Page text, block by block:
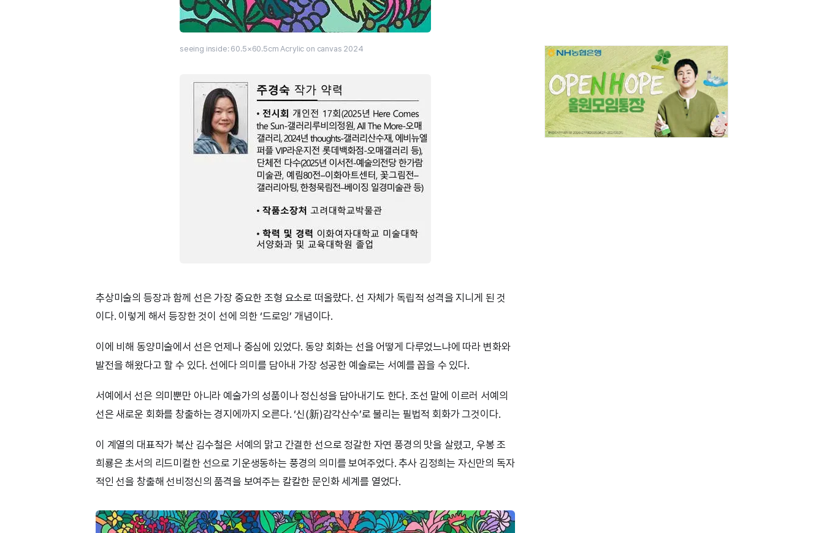
seeing inside: 60.5×60.5cm Acrylic on canvas 2024
추상미술의 등장과 함께 선은 가장 중요한 조형 요소로 떠올랐다. 선 자체가 독립적 성격을 지니게 된 것
이다. 이렇게 해서 등장한 것이 선에 의한 ‘드로잉’ 개념이다.
이에 비해 동양미술에서 선은 언제나 중심에 있었다. 동양 회화는 선을 어떻게 다루었느냐에 따라 변화와
발전을 해왔다고 할 수 있다. 선에다 의미를 담아내 가장 성공한 예술로는 서예를 꼽을 수 있다.
서예에서 선은 의미뿐만 아니라 예술가의 성품이나 정신성을 담아내기도 한다. 조선 말에 이르러 서예의
선은 새로운 회화를 창출하는 경지에까지 오른다. ‘신(新)감각산수’로 불리는 필법적 회화가 그것이다.
이 계열의 대표작가 북산 김수철은 서예의 맑고 간결한 선으로 정갈한 자연 풍경의 맛을 살렸고, 우봉 조
희룡은 초서의 리드미컬한 선으로 기운생동하는 풍경의 의미를 보여주었다. 추사 김정희는 자신만의 독자
적인 선을 창출해 선비정신의 품격을 보여주는 칼칼한 문인화 세계를 열었다.